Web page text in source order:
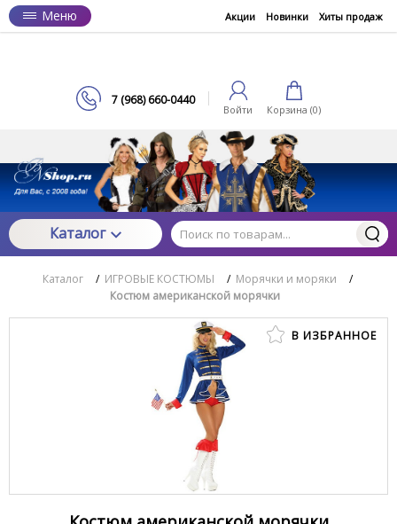
Меню Акции Новинки Хиты продаж
7 (968) 660-0440
Войти Корзина (0)
Каталог
Каталог / ИГРОВЫЕ КОСТЮМЫ / Морячки и моряки
/
Костюм американской морячки
В ИЗБРАННОЕ